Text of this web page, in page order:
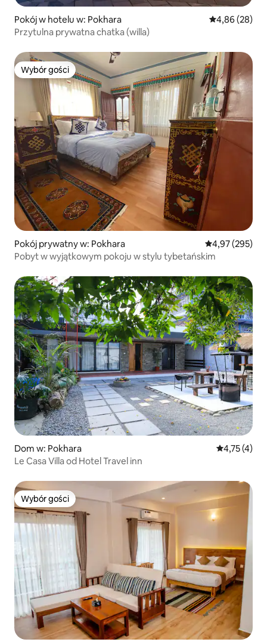
Pokój w hotelu w: Pokhara Średnia
4,86 (28)
Przytulna prywatna chatka (willa)
Wybór gości
Wybór gości
Pokój prywatny w: Pokhara Średnia
4,97 (295)
Pobyt w wyjątkowym pokoju w stylu tybetańskim
Dom w: Pokhara Średnia
4,75 (4)
Le Casa Villa od Hotel Travel inn
Wybór gości
Wybór gości